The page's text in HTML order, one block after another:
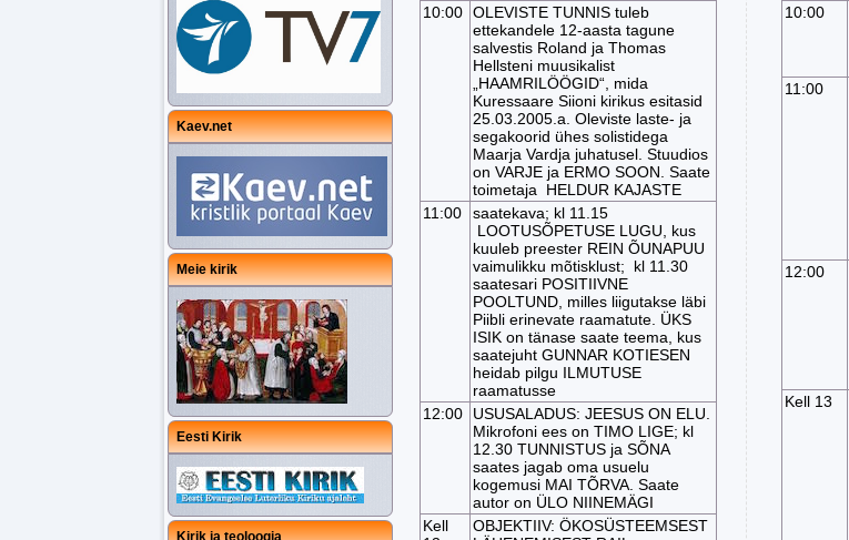
Kaev.net
Meie kirik
Eesti Kirik
Kirik ja teoloogia
10:00 OLEVISTE TUNNIS tuleb
ettekandele 12-aasta tagune
salvestis Roland ja Thomas
Hellsteni muusikalist
„HAAMRILÖÖGID“, mida
Kuressaare Siioni kirikus esitasid
25.03.2005.a. Oleviste laste- ja
segakoorid ühes solistidega
Maarja Vardja juhatusel. Stuudios
on VARJE ja ERMO SOON. Saate
toimetaja HELDUR KAJASTE
11:00
saatekava; kl 11.15
LOOTUSÕPETUSE LUGU, kus
kuuleb preester REIN ÕUNAPUU
vaimulikku mõtisklust; kl 11.30
saatesari POSITIIVNE
POOLTUND, milles liigutakse läbi
Piibli erinevate raamatute. ÜKS
ISIK on tänase saate teema, kus
saatejuht GUNNAR KOTIESEN
heidab pilgu ILMUTUSE
raamatusse
12:00
USUSALADUS: JEESUS ON ELU.
Mikrofoni ees on TIMO LIGE; kl
12.30 TUNNISTUS ja SÕNA
saates jagab oma usuelu
kogemusi MAI TÕRVA. Saate
autor on ÜLO NIINEMÄGI
Kell
OBJEKTIIV: ÖKOSÜSTEEMSEST
10:00
11:00
12:00
Kell 13